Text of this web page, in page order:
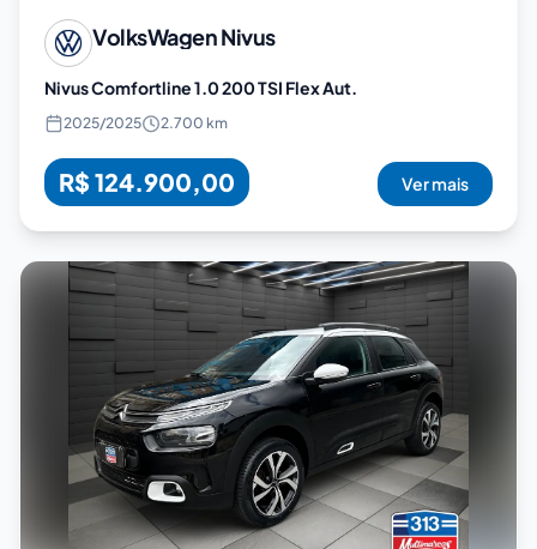
VolksWagenNivus
Nivus Comfortline 1.0 200 TSI Flex Aut.
2025/2025 2.700 km
R$ 124.900,00 Ver mais